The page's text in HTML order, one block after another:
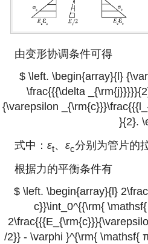
由变形协调条件可得
$ \left. \begin{array}{l}
\frac{{{\delta
{\varepsilon
}{2}.
式中： εt、 εc分别为管片的
根据力的平衡条件有
$ \left. \begin{array}{l}
c}}\int_0^{{\rm{
/2}} - \varphi }^{\rm{ \mathsf{